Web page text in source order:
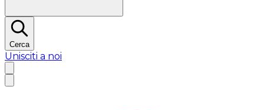
Cerca
Unisciti a noi